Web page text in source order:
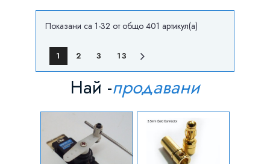
Показани са 1-32 от общо 401 артикул(а)
1 2 3 13
Най -продавани